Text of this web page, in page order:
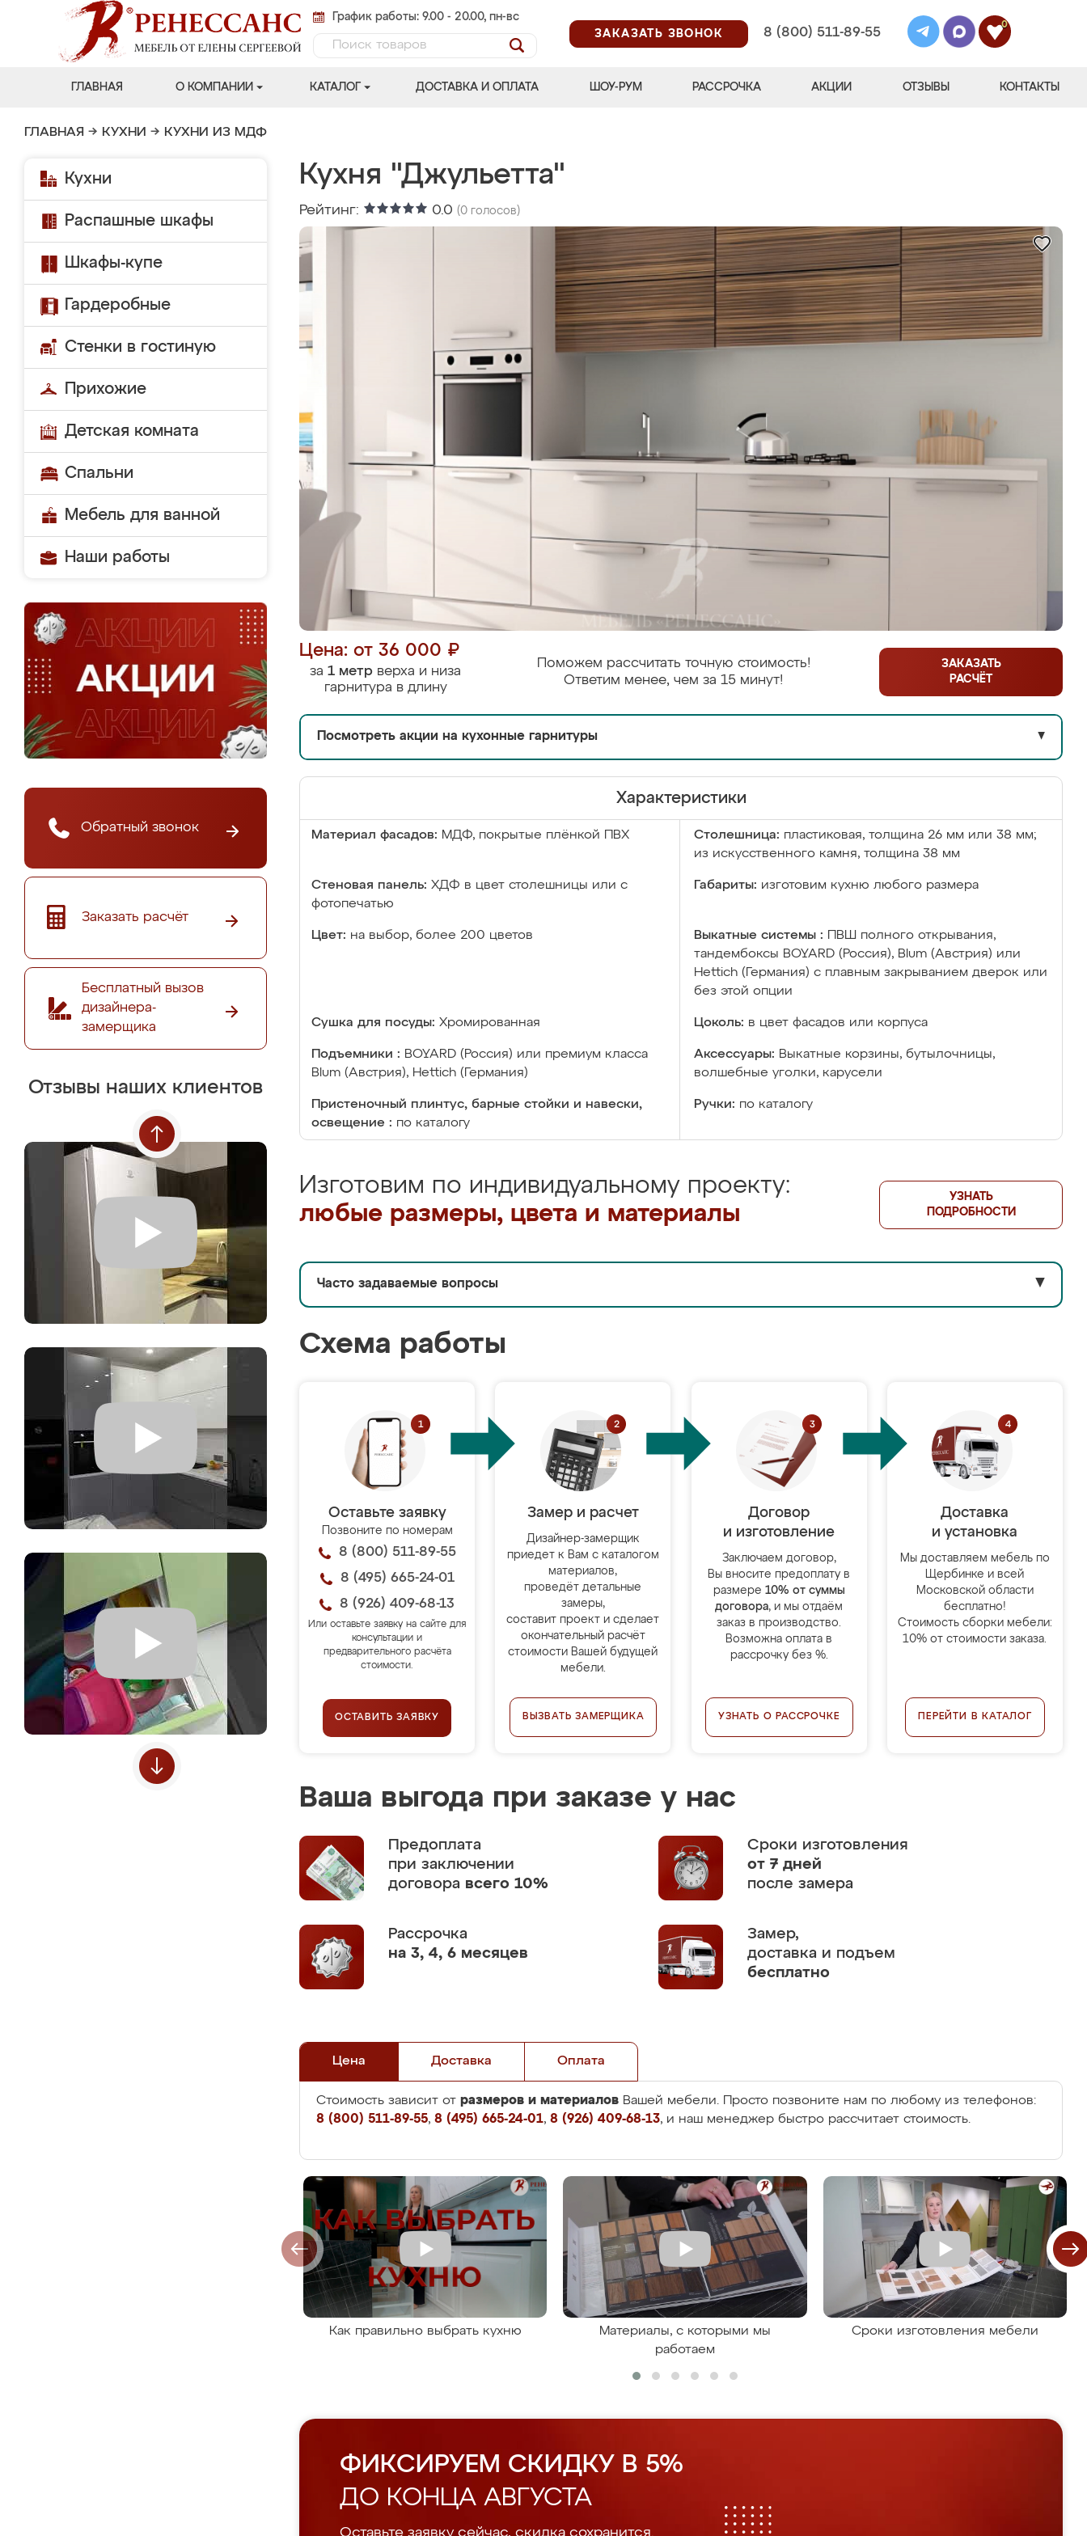
График работы: 9.00 - 20.00, пн-вс
ЗАКАЗАТЬ ЗВОНОК
8 (800) 511-89-55
0
ГЛАВНАЯ О КОМПАНИИ КАТАЛОГ ДОСТАВКА И ОПЛАТА ШОУ-РУМ РАССРОЧКА АКЦИИ ОТЗЫВЫ КОНТАКТЫ
ГЛАВНАЯ → КУХНИ → КУХНИ ИЗ МДФ
Кухни
Распашные шкафы
Шкафы-купе
Гардеробные
Стенки в гостиную
Прихожие
Детская комната
Спальни
Мебель для ванной
Наши работы
Обратный звонок
Заказать расчёт
Бесплатный вызов
дизайнера-
замерщика
Отзывы наших клиентов
Кухня "Джульетта"
Рейтинг: 0.0 (0 голосов)
Цена: от 36 000 ₽
за 1 метр верха и низа
гарнитура в длину
Поможем рассчитать точную стоимость!
Ответим менее, чем за 15 минут!
ЗАКАЗАТЬ
РАСЧЁТ
Посмотреть акции на кухонные гарнитуры ▼
Характеристики
Материал фасадов: МДФ, покрытые плёнкой ПВХ Столешница: пластиковая, толщина 26 мм или 38 мм;
из искусственного камня, толщина 38 мм
Стеновая панель: ХДФ в цвет столешницы или с
фотопечатью
Габариты: изготовим кухню любого размера
Цвет: на выбор, более 200 цветов Выкатные системы :
ПВШ полного открывания,
тандембоксы BOYARD (Россия), Blum (Австрия) или
Hettich (Германия) с плавным закрыванием дверок или
без этой опции
Сушка для посуды: Хромированная Цоколь: в цвет фасадов или корпуса
Подъемники : BOYARD (Россия) или премиум класса
Blum (Австрия), Hettich (Германия)
Аксессуары: Выкатные корзины, бутылочницы,
волшебные уголки, карусели
Пристеночный плинтус, барные стойки и навески,
освещение : по каталогу
Ручки: по каталогу
Изготовим по индивидуальному проекту:
любые размеры, цвета и материалы
УЗНАТЬ
ПОДРОБНОСТИ
Часто задаваемые вопросы ▼
Схема работы
Оставьте заявку
Позвоните по номерам
8 (800) 511-89-55
8 (495) 665-24-01
8 (926) 409-68-13
Или оставьте заявку на сайте для
консультации и
предварительного расчёта
стоимости.
ОСТАВИТЬ ЗАЯВКУ
Замер и расчет
Дизайнер-замерщик
приедет к Вам с каталогом
материалов,
проведёт детальные
замеры,
составит проект и сделает
окончательный расчёт
стоимости Вашей будущей
мебели.
ВЫЗВАТЬ ЗАМЕРЩИКА
Договор
и изготовление
Заключаем договор,
Вы вносите предоплату в
размере 10% от суммы
договора, и мы отдаём
заказ в производство.
Возможна оплата в
рассрочку без %.
УЗНАТЬ О РАССРОЧКЕ
Доставка
и установка
Мы доставляем мебель по
Щербинке и всей
Московской области
бесплатно!
Стоимость сборки мебели:
10% от стоимости заказа.
ПЕРЕЙТИ В КАТАЛОГ
Ваша выгода при заказе у нас
Предоплата
при заключении
договора всего 10%
Сроки изготовления
от 7 дней
после замера
Рассрочка
на 3, 4, 6 месяцев
Замер,
доставка и подъем
бесплатно
Цена Доставка Оплата
Стоимость зависит от размеров и материалов Вашей мебели. Просто позвоните нам по любому из телефонов:
8 (800) 511-89-55, 8 (495) 665-24-01, 8 (926) 409-68-13, и наш менеджер быстро рассчитает стоимость.
Как правильно выбрать кухню
Материалы, с которыми мы
работаем
Сроки изготовления мебели
ФИКСИРУЕМ СКИДКУ В 5%
ДО КОНЦА АВГУСТА
Оставьте заявку сейчас, скидка сохранится.